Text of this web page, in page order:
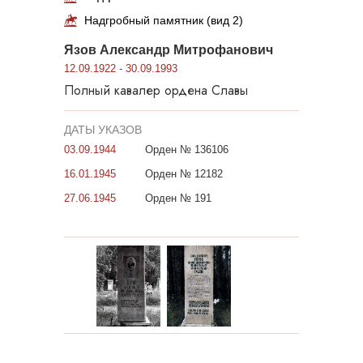
Надгробный памятник (вид 2)
Язов Александр Митрофанович
12.09.1922 - 30.09.1993
Полный кавалер ордена Славы
ДАТЫ УКАЗОВ
03.09.1944
Орден № 136106
16.01.1945
Орден № 12182
27.06.1945
Орден № 191